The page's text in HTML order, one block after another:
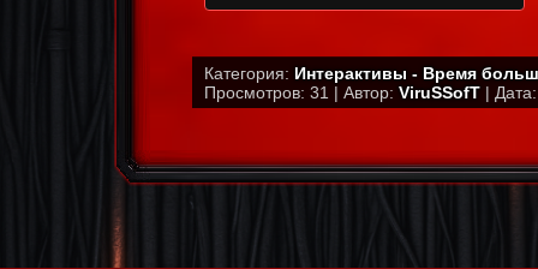
Категория: Интерактивы - Время
Просмотров: 31 | Автор: ViruSSofT |